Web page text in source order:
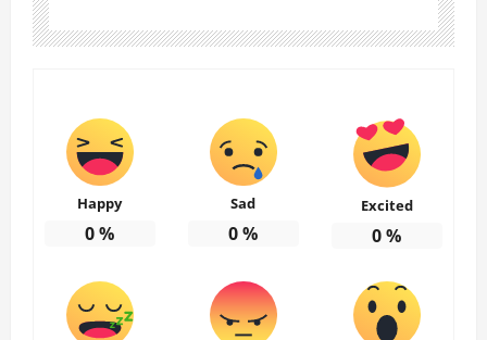
Happy
0%
Sad
0%
Excited
0%